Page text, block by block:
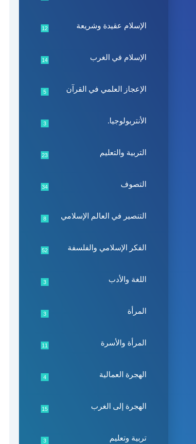
الإسلام عقيدة وشريعة 12
الإسلام في الغرب 14
الإعجاز العلمي في القرآن 5
الأنتربولوجيا. 3
التربية والتعليم 23
التصوف 34
التنصير في العالم الإسلامي 8
الفكر الإسلامي والفلسفة 52
اللغة والأدب 3
المرأة 3
المرأة والأسرة 11
الهجرة العمالية 4
الهجرة إلى الغرب 15
تربية وتعليم 3